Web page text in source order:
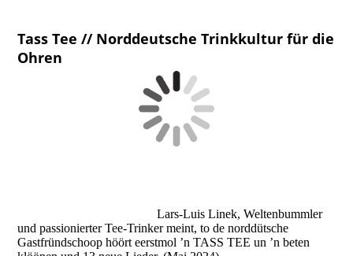
Tass Tee // Norddeutsche Trinkkultur für die
Ohren
Lars-Luis Linek, Weltenbummler
und passionierter Tee-Trinker meint, to de norddütsche
Gastfründschoop höört eerstmol ’n TASS TEE un ’n beten